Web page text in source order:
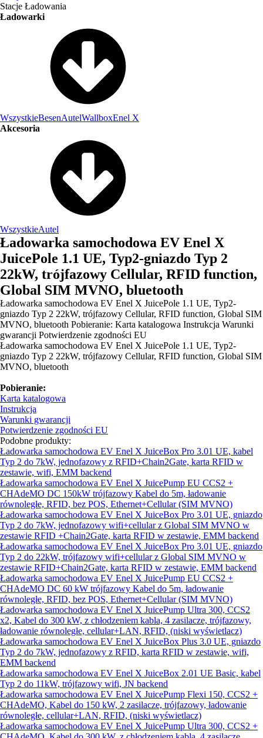
Stacje Ładowania
Ładowarki
WszystkieBesenAutelWallboxEnel X
Akcesoria
WszystkieAutel
Ładowarka samochodowa EV Enel X
JuicePole 1.1 UE, Typ2-gniazdo Typ 2
22kW, trójfazowy Cellular, RFID function,
Global SIM MVNO, bluetooth
Ładowarka samochodowa EV Enel X JuicePole 1.1 UE, Typ2-
gniazdo Typ 2 22kW, trójfazowy Cellular, RFID function, Global SIM
MVNO, bluetooth Pobieranie: Karta katalogowa Instrukcja Warunki
gwarancji Potwierdzenie zgodności EU
Ładowarka samochodowa EV Enel X JuicePole 1.1 UE, Typ2-
gniazdo Typ 2 22kW, trójfazowy Cellular, RFID function, Global SIM
MVNO, bluetooth
Pobieranie:
Karta katalogowa
Instrukcja
Warunki gwarancji
Potwierdzenie zgodności EU
Podobne produkty:
Ładowarka samochodowa EV Enel X JuiceBox Pro 3.01 UE, kabel
Typ 2 do 7kW, jednofazowy z RFID+Chain2Gate, karta RFID w
zestawie, wifi, EMM backend
Ładowarka samochodowa EV Enel X JuicePump EU CCS2 +
CHAdeMO DC 150kW trójfazowy Kabel do 5m, ładowanie
równoległe, RFID, bez POS, Ethernet+Cellular (SIM MVNO)
Ładowarka samochodowa EV Enel X JuiceBox Pro 3.01 UE, gniazdo
Typ 2 do 7kW, jednofazowy wifi+cellular z Global SIM MVNO w
zestawie RFID +Chain2Gate, karta RFID w zestawie, EMM backend
Ładowarka samochodowa EV Enel X JuiceBox Pro 3.01 UE, gniazdo
Typ 2 do 22kW, trójfazowy wifi+cellular z Global SIM MVNO w
zestawie RFID+Chain2Gate, karta RFID w zestawie, EMM backend
Ładowarka samochodowa EV Enel X JuicePump EU CCS2 +
CHAdeMO DC 60 kW trójfazowy Kabel do 5m, ładowanie
równoległe, RFID, bez POS, Ethernet+Cellular (SIM MVNO)
Ładowarka samochodowa EV Enel X JuicePump Ultra 300, CCS2
x2, Kabel do 300 kW, z chłodzeniem kabla, 4 zasilacze, trójfazowy,
ładowanie równoległe, cellular+LAN, RFID, (niski wyświetlacz)
Ładowarka samochodowa EV Enel X JuiceBox Plus 3.0 UE, gniazdo
Typ 2 do 7kW, jednofazowy z RFID, karta RFID w zestawie, wifi,
EMM backend
Ładowarka samochodowa EV Enel X JuiceBox 2.01 UE Basic, kabel
Typ 2 do 11kW, trójfazowy wifi, JN backend
Ładowarka samochodowa EV Enel X JuicePump Flexi 150, CCS2 +
CHAdeMO, Kabel do 150 kW, 2 zasilacze, trójfazowy, ładowanie
równoległe, cellular+LAN, RFID, (niski wyświetlacz)
Ładowarka samochodowa EV Enel X JuicePump Ultra 300, CCS2 +